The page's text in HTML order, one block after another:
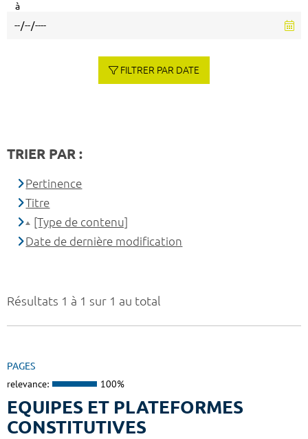
Résultats 1 à 1 sur 1 au total
PAGES
relevance: 100%
EQUIPES ET PLATEFORMES
CONSTITUTIVES
à
FILTRER PAR DATE
TRIER PAR :
Pertinence
Titre
[Type de contenu]
Date de dernière modification